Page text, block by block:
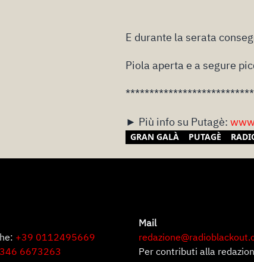
E durante la serata
Piola aperta e a segure
► Più info su Putagè:
GRAN GALÀ PUTAGÈ
+39 0112495669
6673263
Mail
Per contributi alla